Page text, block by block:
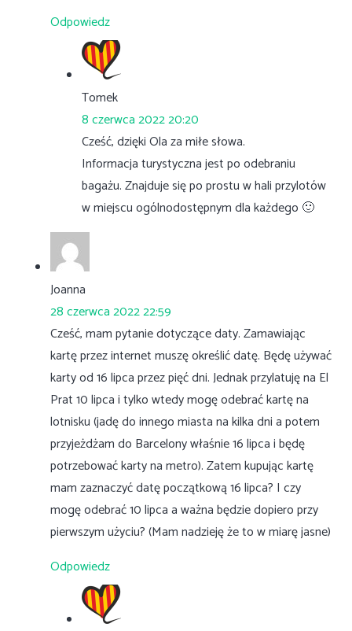
Odpowiedz
Tomek
8 czerwca 2022 20:20
Cześć, dzięki Ola za miłe słowa.
Informacja turystyczna jest po odebraniu
bagażu. Znajduje się po prostu w hali przylotów
w miejscu ogólnodostępnym dla każdego 🙂
Joanna
28 czerwca 2022 22:59
Cześć, mam pytanie dotyczące daty. Zamawiając
kartę przez internet muszę określić datę. Będę używać
karty od 16 lipca przez pięć dni. Jednak przylatuję na El
Prat 10 lipca i tylko wtedy mogę odebrać kartę na
lotnisku (jadę do innego miasta na kilka dni a potem
przyjeżdżam do Barcelony właśnie 16 lipca i będę
potrzebować karty na metro). Zatem kupując kartę
mam zaznaczyć datę początkową 16 lipca? I czy
mogę odebrać 10 lipca a ważna będzie dopiero przy
pierwszym użyciu? (Mam nadzieję że to w miarę jasne)
Odpowiedz